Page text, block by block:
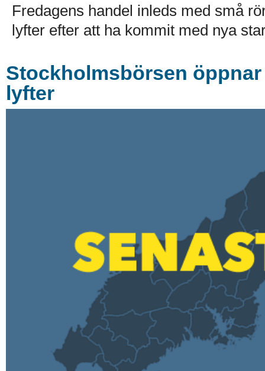
Fredagens handel inleds med små
lyfter efter att ha kommit med nya
Stockholmsbörsen
lyfter